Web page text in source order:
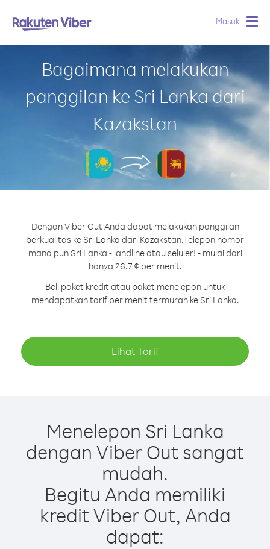
Masuk
Bagaimana melakukan
panggilan ke Sri Lanka dari
Kazakstan
Dengan Viber Out Anda dapat melakukan panggilan
berkualitas ke Sri Lanka dari Kazakstan.Telepon nomor
mana pun Sri Lanka - landline atau seluler! - mulai dari
hanya 26.7 ¢ per menit.
Beli paket kredit atau paket menelepon untuk
mendapatkan tarif per menit termurah ke Sri Lanka.
Lihat Tarif
Menelepon Sri Lanka
dengan Viber Out sangat
mudah.
Begitu Anda memiliki
kredit Viber Out, Anda
dapat: